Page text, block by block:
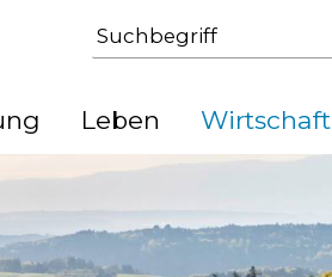
Suchbegriff
Leben Wirtschaft